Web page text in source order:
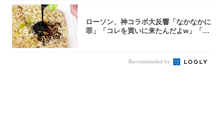
ローソン、神コラボ大反響「なかなかに
罪」「コレを買いに来たんだよw」「３
Recommended by